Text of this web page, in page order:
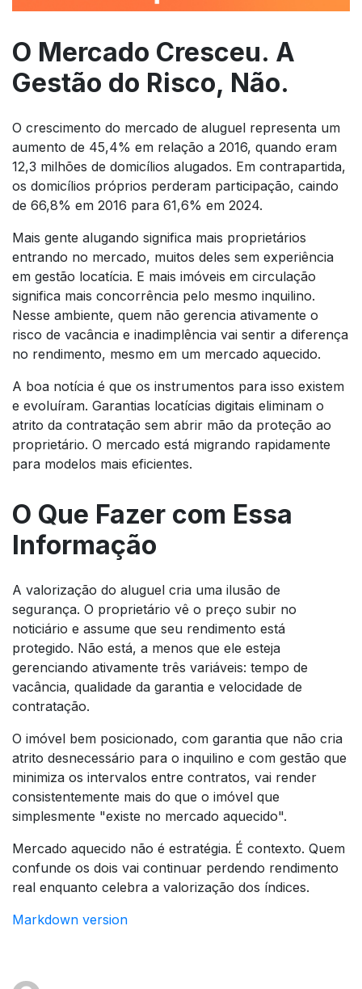
O Mercado Cresceu. A
Gestão do Risco, Não.
O crescimento do mercado de aluguel representa um
aumento de 45,4% em relação a 2016, quando eram
12,3 milhões de domicílios alugados. Em contrapartida,
os domicílios próprios perderam participação, caindo
de 66,8% em 2016 para 61,6% em 2024.
Mais gente alugando significa mais proprietários
entrando no mercado, muitos deles sem experiência
em gestão locatícia. E mais imóveis em circulação
significa mais concorrência pelo mesmo inquilino.
Nesse ambiente, quem não gerencia ativamente o
risco de vacância e inadimplência vai sentir a diferença
no rendimento, mesmo em um mercado aquecido.
A boa notícia é que os instrumentos para isso existem
e evoluíram. Garantias locatícias digitais eliminam o
atrito da contratação sem abrir mão da proteção ao
proprietário. O mercado está migrando rapidamente
para modelos mais eficientes.
O Que Fazer com Essa
Informação
A valorização do aluguel cria uma ilusão de
segurança. O proprietário vê o preço subir no
noticiário e assume que seu rendimento está
protegido. Não está, a menos que ele esteja
gerenciando ativamente três variáveis: tempo de
vacância, qualidade da garantia e velocidade de
contratação.
O imóvel bem posicionado, com garantia que não cria
atrito desnecessário para o inquilino e com gestão que
minimiza os intervalos entre contratos, vai render
consistentemente mais do que o imóvel que
simplesmente "existe no mercado aquecido".
Mercado aquecido não é estratégia. É contexto. Quem
confunde os dois vai continuar perdendo rendimento
real enquanto celebra a valorização dos índices.
Markdown version